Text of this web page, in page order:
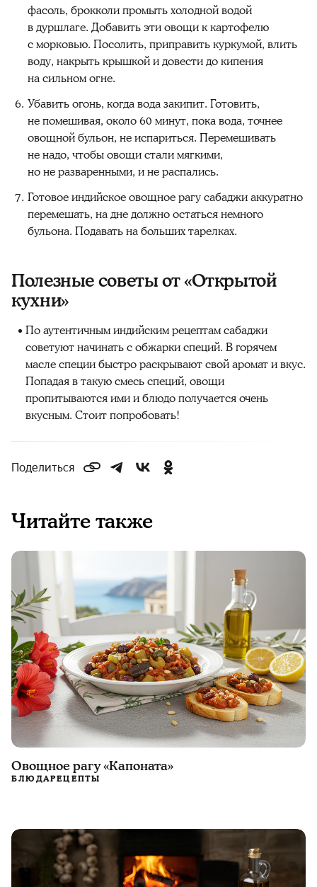
фасоль, брокколи промыть холодной водой
в дуршлаге. Добавить эти овощи к картофелю
с морковью. Посолить, приправить куркумой, влить
воду, накрыть крышкой и довести до кипения
на сильном огне.
Убавить огонь, когда вода закипит. Готовить,
не помешивая, около 60 минут, пока вода, точнее
овощной бульон, не испариться. Перемешивать
не надо, чтобы овощи стали мягкими,
но не разваренными, и не распались.
Готовое индийское овощное рагу сабаджи аккуратно
перемешать, на дне должно остаться немного
бульона. Подавать на больших тарелках.
Полезные советы от «Открытой
кухни»
По аутентичным индийским рецептам сабаджи
советуют начинать с обжарки специй. В горячем
масле специи быстро раскрывают свой аромат и вкус.
Попадая в такую смесь специй, овощи
пропитываются ими и блюдо получается очень
вкусным. Стоит попробовать!
Поделиться
Читайте также
Овощное рагу «Капоната»
БЛЮДАРЕЦЕПТЫ